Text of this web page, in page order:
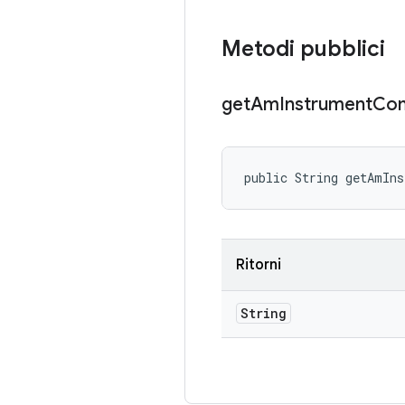
Metodi pubblici
getAmInstrument
public String
Ritorni
String